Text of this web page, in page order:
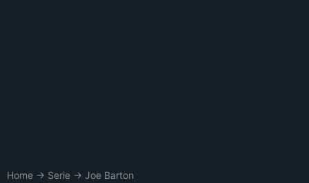
Home → Serie → Joe Barton